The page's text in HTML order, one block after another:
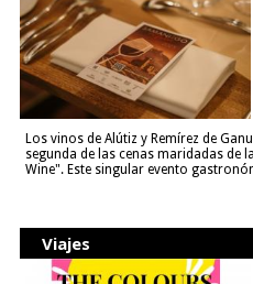
Los vinos de Alútiz y Remírez de
segunda de las cenas maridadas de
Wine". Este singular evento
Viajes